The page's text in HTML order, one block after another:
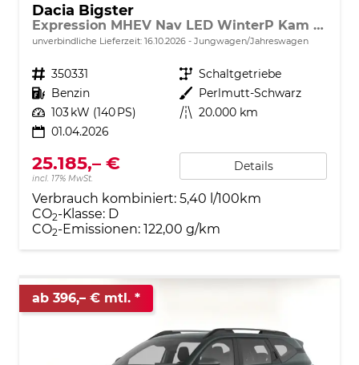
Dacia Bigster
Expression MHEV Nav LED WinterP Kam 17Z
unverbindliche Lieferzeit: 16.10.2026 Jungwagen/Jahreswagen
Fahrzeugnr. 350331 Getriebe Schaltgetriebe
Kraftstoff Benzin Außenfarbe Perlmutt-Schwarz
Leistung 103 kW (140 PS) Kilometerstand 20.000 km
01.04.2026
25.185,– €
incl. 17% MwSt.
Details
Verbrauch kombiniert: 5,40 l/100km
CO2-Klasse: D
CO2-Emissionen: 122,00 g/km
ab 396,– € mtl.